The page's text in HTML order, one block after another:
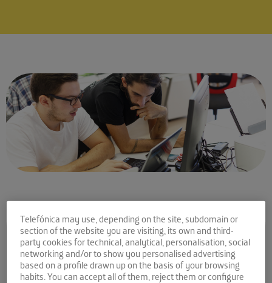
Comparte la noticia:
Emprendedor, esto es lo
que te espera en los
Telefónica may use, depending on the site, subdomain or
section of the website you are visiting, its own and third-
party cookies for technical, analytical, personalisation, social
networking and/or to show you personalised advertising
based on a profile drawn up on the basis of your browsing
habits. You can accept all of them, reject them or configure